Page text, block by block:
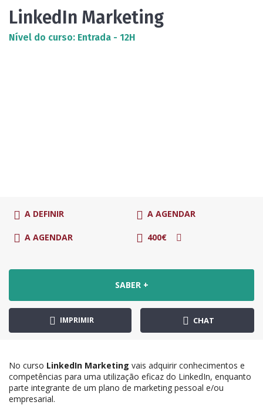
LinkedIn Marketing
Nível do curso: Entrada - 12H
A DEFINIR A AGENDAR
A AGENDAR 400€
SABER +
IMPRIMIR CHAT
No curso LinkedIn Marketing vais adquirir conhecimentos e
competências para uma utilização eficaz do LinkedIn, enquanto
parte integrante de um plano de marketing pessoal e/ou
empresarial.